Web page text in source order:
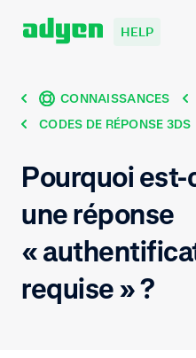
HELP
CONNAISSANCES
CODES DE RÉPONSE 3DS
Pourquoi
une réponse
«
requise » ?